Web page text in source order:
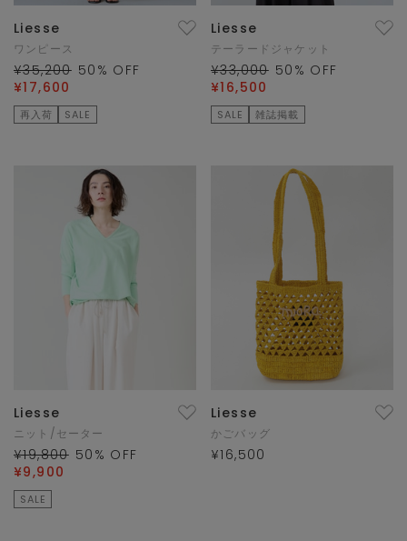
Liesse
ワンピース
¥35,200 50 % OFF
¥17,600
再入荷 SALE
Liesse
テーラードジャケット
¥33,000 50 % OFF
¥16,500
SALE 雑誌掲載
Liesse
ニット/セーター
¥19,800 50 % OFF
¥9,900
SALE
Liesse
かごバッグ
¥16,500